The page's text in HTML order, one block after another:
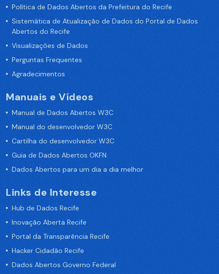
Política de Dados Abertos da Prefeitura do Recife
Sistemática de Atualização de Dados do Portal de Dados
Abertos do Recife
Visualizações de Dados
Perguntas Frequentes
Agradecimentos
Manuais e Vídeos
Manual de Dados Abertos W3C
Manual do desenvolvedor W3C
Cartilha do desenvolvedor W3C
Guia de Dados Abertos OKFN
Dados Abertos para um dia a dia melhor
Links de Interesse
Hub de Dados Recife
Inovação Aberta Recife
Portal da Transparência Recife
Hacker Cidadão Recife
Dados Abertos Governo Federal